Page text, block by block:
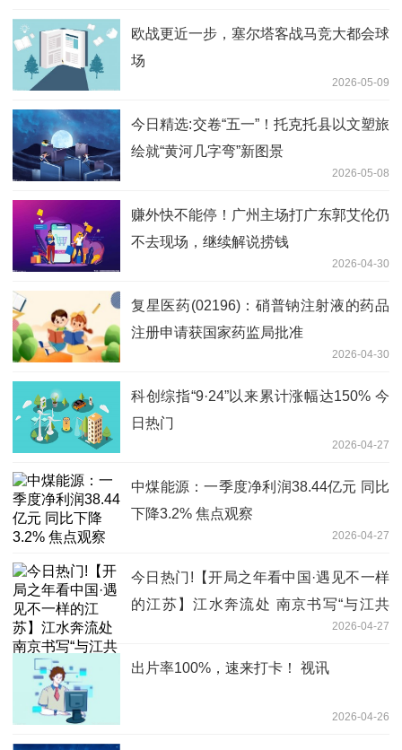
欧战更近一步，塞尔塔客战马竞大都会球
场
2026-05-09
今日精选:交卷“五一”！托克托县以文塑旅
绘就“黄河几字弯”新图景
2026-05-08
赚外快不能停！广州主场打广东郭艾伦仍
不去现场，继续解说捞钱
2026-04-30
复星医药(02196)：硝普钠注射液的药品
注册申请获国家药监局批准
2026-04-30
科创综指“9·24”以来累计涨幅达150% 今
日热门
2026-04-27
中煤能源：一季度净利润38.44亿元 同比
下降3.2% 焦点观察
2026-04-27
今日热门!【开局之年看中国·遇见不一样
的江苏】江水奔流处 南京书写“与江共
2026-04-27
出片率100%，速来打卡！ 视讯
2026-04-26